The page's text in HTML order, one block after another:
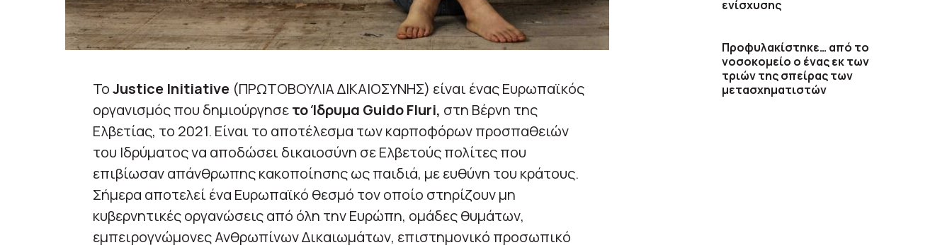
ΤοJustice Initiative(ΠΡΩΤΟΒΟΥΛΙΑ ΔΙΚΑΙΟΣΥΝΗΣ) είναι ένας Ευρωπαϊκός
οργανισμός που δημιούργησετο Ίδρυμα Guido Fluri, στη Βέρνη της
Ελβετίας, το 2021. Είναι το αποτέλεσμα των καρποφόρων προσπαθειών
του Ιδρύματος να αποδώσει δικαιοσύνη σε Ελβετούς πολίτες που
επιβίωσαν απάνθρωπης κακοποίησης ως παιδιά, με ευθύνη του κράτους.
Σήμερα αποτελεί ένα Ευρωπαϊκό θεσμό τον οποίο στηρίζουν μη
κυβερνητικές οργανώσεις από όλη την Ευρώπη, ομάδες θυμάτων,
εμπειρογνώμονες Ανθρωπίνων Δικαιωμάτων, επιστημονικό προσωπικό
ενίσχυσης
Προφυλακίστηκε… από το
νοσοκομείο ο ένας εκ των
τριών της σπείρας των
μετασχηματιστών